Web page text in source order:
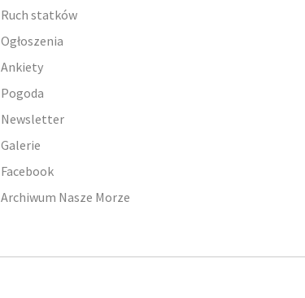
Ruch statków
Ogłoszenia
Ankiety
Pogoda
Newsletter
Galerie
Facebook
Archiwum Nasze Morze